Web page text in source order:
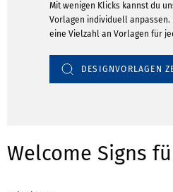
Mit wenigen Klicks kannst du
Vorlagen individuell anpassen.
eine Vielzahl an Vorlagen für
DESIGNVORLAGEN
Welcome Signs